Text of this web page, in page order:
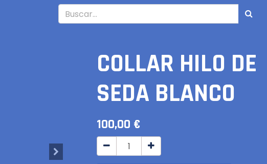
COLLAR HILO DE
SEDA BLANCO
100,00 €